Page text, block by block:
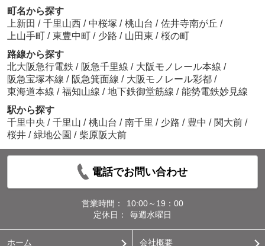
町名から探す
上新田 / 千里山西 / 中桜塚 / 桃山台 / 佐井寺南が丘 /
上山手町 / 東豊中町 / 少路 / 山田東 / 桜の町
路線から探す
北大阪急行電鉄 / 阪急千里線 / 大阪モノレール本線 /
阪急宝塚本線 / 阪急箕面線 / 大阪モノレール彩都 /
東海道本線 / 福知山線 / 地下鉄御堂筋線 / 能勢電鉄妙見線
駅から探す
千里中央 / 千里山 / 桃山台 / 南千里 / 少路 / 豊中 / 関大前 /
桜井 / 緑地公園 / 柴原阪大前
電話でお問い合わせ
営業時間：
10:00～19：00
定休日：
毎週水曜日
ホーム 会社概要